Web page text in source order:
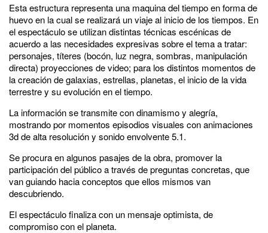
Esta estructura representa una maquina del tiempo en forma de
huevo en la cual se realizará un viaje al inicio de los tiempos. En
el espectáculo se utilizan distintas técnicas escénicas de
acuerdo a las necesidades expresivas sobre el tema a tratar:
personajes, títeres (bocón, luz negra, sombras, manipulación
directa) proyecciones de video; para los distintos momentos de
la creación de galaxias, estrellas, planetas, el inicio de la vida
terrestre y su evolución en el tiempo.
La información se transmite con dinamismo y alegría,
mostrando por momentos episodios visuales con animaciones
3d de alta resolución y sonido envolvente 5.1.
Se procura en algunos pasajes de la obra, promover la
participación del público a través de preguntas concretas, que
van guiando hacia conceptos que ellos mismos van
descubriendo.
El espectáculo finaliza con un mensaje optimista, de
compromiso con el planeta.